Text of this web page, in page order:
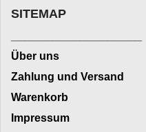
SITEMAP
Über uns
Zahlung und Versand
Warenkorb
Impressum